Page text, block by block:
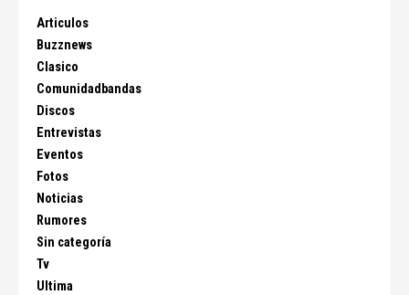
Articulos
Buzznews
Clasico
Comunidadbandas
Discos
Entrevistas
Eventos
Fotos
Noticias
Rumores
Sin categoría
Tv
Ultima